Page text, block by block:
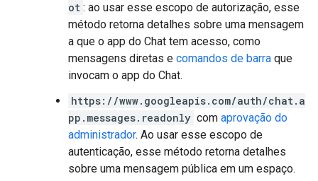
ot : ao usar esse escopo de autorização, esse
método retorna detalhes sobre uma mensagem
a que o app do Chat tem acesso, como
mensagens diretas e comandos de barra que
invocam o app do Chat.
https://www.googleapis.com/auth/chat.a
pp.messages.readonly com aprovação do
administrador. Ao usar esse escopo de
autenticação, esse método retorna detalhes
sobre uma mensagem pública em um espaço.